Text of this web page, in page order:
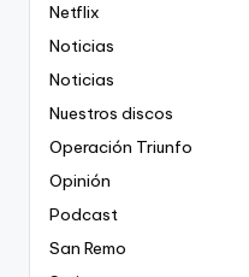
Netflix
Noticias
Noticias
Nuestros discos
Operación Triunfo
Opinión
Podcast
San Remo